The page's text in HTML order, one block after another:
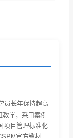
员长年保持超高
教学，采用案例
项目管理标准化
官方教材